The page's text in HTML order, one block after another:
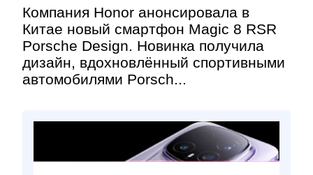
Компания Honor анонсировала в
Китае новый смартфон Magic 8 RSR
Porsche Design. Новинка получила
дизайн, вдохновлённый спортивными
автомобилями Porsch...